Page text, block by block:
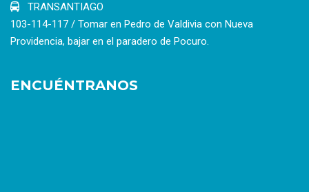
TRANSANTIAGO
103-114-117 / Tomar en Pedro de Valdivia con Nueva
Providencia, bajar en el paradero de Pocuro.
ENCUÉNTRANOS